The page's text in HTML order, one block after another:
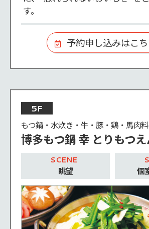
す。
予約申し込みはこ
5F
もつ鍋・水炊き・牛・豚・鶏・馬肉
博多もつ鍋 幸 とりもつ
眺望 個